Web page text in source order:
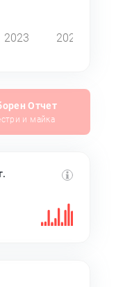
2023 2024
Отчет
и майка